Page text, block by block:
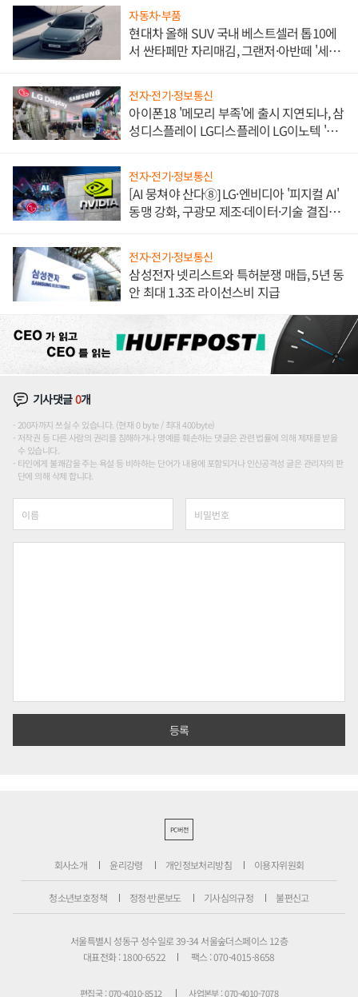
자동차·부품
현대차 올해 SUV 국내 베스트셀러 톱10에
서 싼타페만 자리매김, 그랜저·아반떼 '세단
전자·전기·정보통신
아이폰18 '메모리 부족'에 출시 지연되나, 삼
성디스플레이 LG디스플레이 LG이노텍 '탈
전자·전기·정보통신
[AI 뭉쳐야 산다⑧] LG·엔비디아 '피지컬 AI'
동맹 강화, 구광모 제조·데이터·기술 결집
전자·전기·정보통신
삼성전자 넷리스트와 특허분쟁 매듭, 5년 동
안 최대 1.3조 라이선스비 지급
기사댓글0개
200자까지 쓰실 수 있습니다. (현재 0 byte / 최대 400byte)
저작권 등 다른 사람의 권리를 침해하거나 명예를 훼손하는 댓글은 관련 법률에 의해 제재를 받을
수 있습니다.
타인에게 불쾌감을 주는 욕설 등 비하하는 단어가 내용에 포함되거나 인신공격성 글은 관리자의 판
단에 의해 삭제 합니다.
PC버전
회사소개 윤리강령 개인정보처리방침 이용자위원회
청소년보호정책 정정·반론보도 기사심의규정 불편신고
서울특별시 성동구 성수일로 39-34 서울숲더스페이스 12층
대표전화 : 1800-6522
팩스 : 070-4015-8658
편집국 : 070-4010-8512 사업본부 : 070-4010-7078